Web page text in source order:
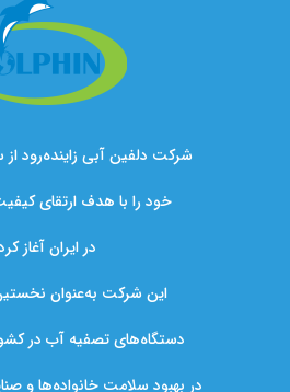
شرکت دلفین آبی زاینده‌رود از سال ۱۳۸۱
خود را با هدف ارتقای
در ایران آغاز
این شرکت به‌عنوان
دستگاه‌های تصفیه آب در
در بهبود سلامت خانواده‌ها و